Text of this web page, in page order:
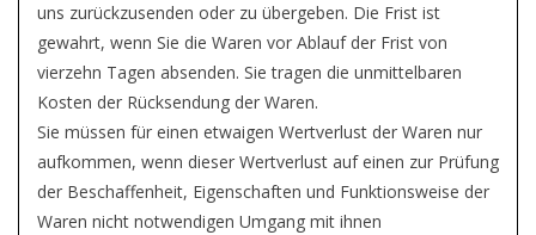
uns zurückzusenden oder zu übergeben. Die Frist ist
gewahrt, wenn Sie die Waren vor Ablauf der Frist von
vierzehn Tagen absenden. Sie tragen die unmittelbaren
Kosten der Rücksendung der Waren.
Sie müssen für einen etwaigen Wertverlust der Waren nur
aufkommen, wenn dieser Wertverlust auf einen zur Prüfung
der Beschaffenheit, Eigenschaften und Funktionsweise der
Waren nicht notwendigen Umgang mit ihnen